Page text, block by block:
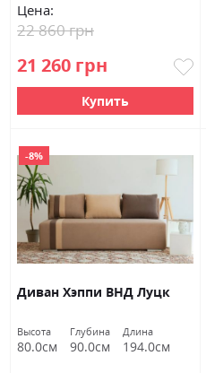
Цена:
21 260 грн
22 860 грн
Купить
-8%
Диван Хэппи ВНД Луцк
Высота
80.0см
Глубина
90.0см
Длина
194.0см